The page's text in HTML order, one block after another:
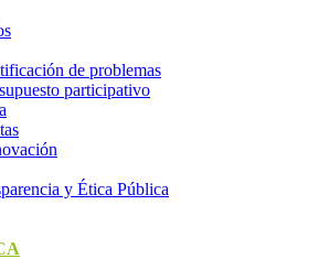
de problemas
participativo​
y Ética Pública